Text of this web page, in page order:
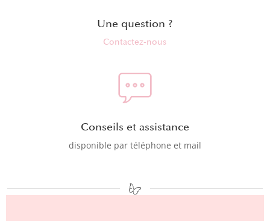
Une question ?
Contactez-nous
Conseils et assistance
disponible par téléphone et mail